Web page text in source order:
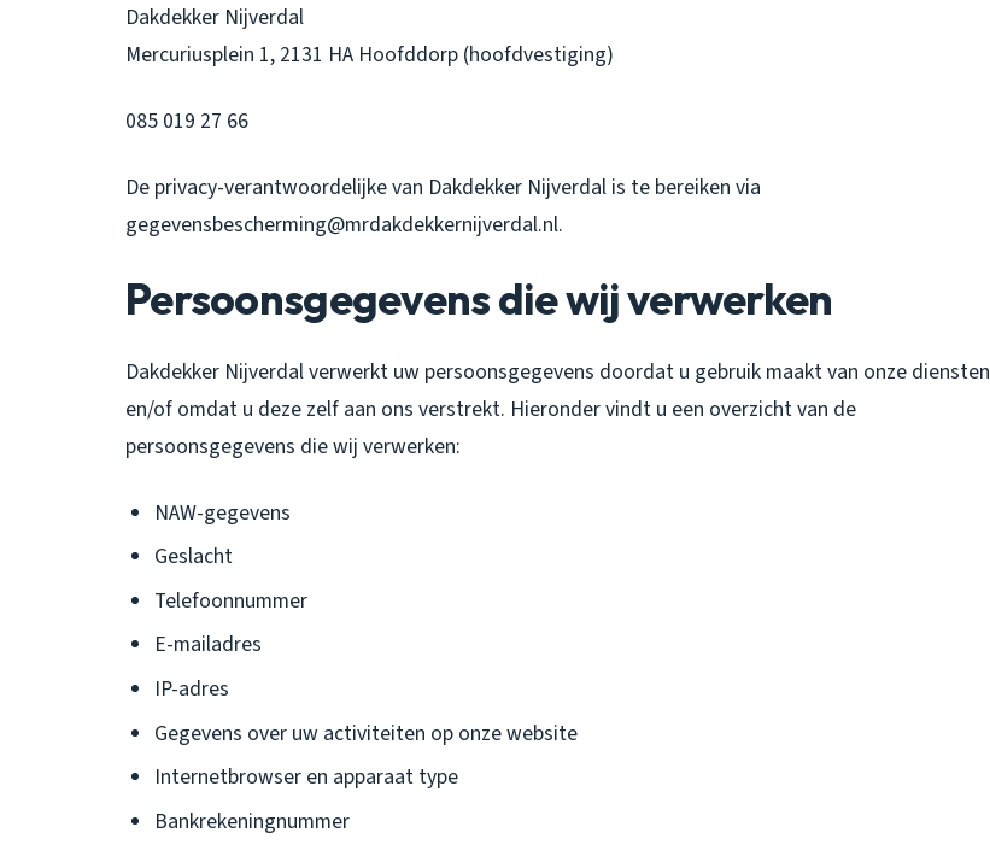
Dakdekker Nijverdal
Mercuriusplein 1, 2131 HA Hoofddorp (hoofdvestiging)
085 019 27 66
De privacy-verantwoordelijke van Dakdekker Nijverdal is te bereiken via
gegevensbescherming@mrdakdekkernijverdal.nl.
Persoonsgegevens die wij verwerken
Dakdekker Nijverdal verwerkt uw persoonsgegevens doordat u gebruik maakt van onze diensten
en/of omdat u deze zelf aan ons verstrekt. Hieronder vindt u een overzicht van de
persoonsgegevens die wij verwerken:
NAW-gegevens
Geslacht
Telefoonnummer
E-mailadres
IP-adres
Gegevens over uw activiteiten op onze website
Internetbrowser en apparaat type
Bankrekeningnummer